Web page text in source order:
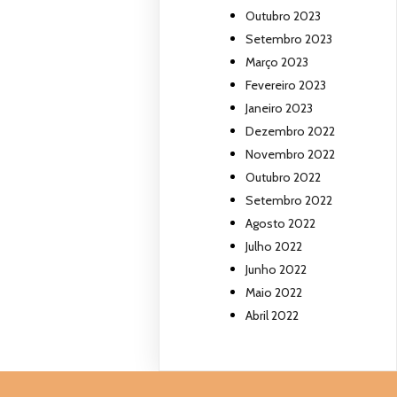
Outubro 2023
Setembro 2023
Março 2023
Fevereiro 2023
Janeiro 2023
Dezembro 2022
Novembro 2022
Outubro 2022
Setembro 2022
Agosto 2022
Julho 2022
Junho 2022
Maio 2022
Abril 2022